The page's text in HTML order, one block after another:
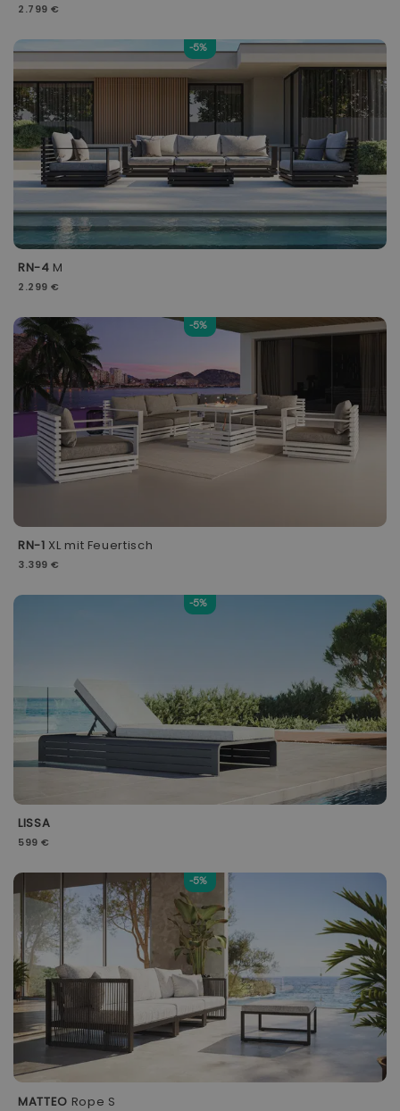
2.799 €
-5%
RN-4 M
2.299 €
-5%
RN-1 XL mit Feuertisch
3.399 €
-5%
LISSA
599 €
-5%
MATTEO Rope S